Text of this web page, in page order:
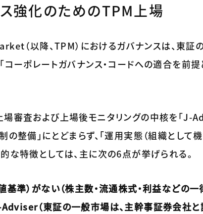
強化のためのTPM上場
（以降、TPM）におけるガバナンスは、東証の
コーポレートガバナンス・コードへの適合を前
審査および上場後モニタリングの中核を「J-
の整備」にとどまらず、「運用実態（組織として
な特徴としては、主に次の6点が挙げられる。
準）がない（株主数・流通株式・利益などの一
（東証の一般市場は、主幹事証券会社と